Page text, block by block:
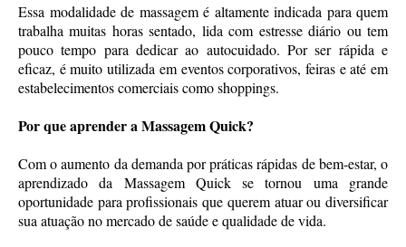
Essa modalidade de massagem é altamente indicada para quem
trabalha muitas horas sentado, lida com estresse diário ou tem
pouco tempo para dedicar ao autocuidado. Por ser rápida e
eficaz, é muito utilizada em eventos corporativos, feiras e até em
estabelecimentos comerciais como shoppings.
Por que aprender a Massagem Quick?
Com o aumento da demanda por práticas rápidas de bem-estar, o
aprendizado da Massagem Quick se tornou uma grande
oportunidade para profissionais que querem atuar ou diversificar
sua atuação no mercado de saúde e qualidade de vida.